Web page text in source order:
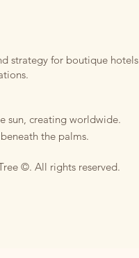
strategy for boutique hotels
sun, creating worldwide.
the palms.
©. All rights reserved.